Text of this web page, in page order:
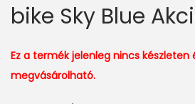
bike Sky Blue
Ez a termék jelenleg nincs készleten
megvásárolható.